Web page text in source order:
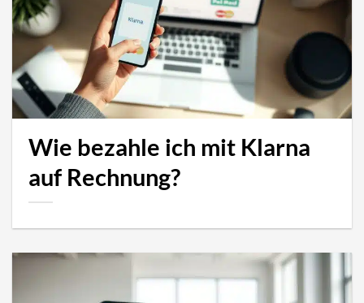
Wie bezahle ich mit Klarna
auf Rechnung?